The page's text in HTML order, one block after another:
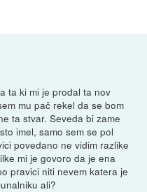
ta ki mi je prodal ta nov
mu pač rekel da se bom
ta stvar. Seveda bi zame
imel, samo sem se pol
povedano ne vidim razlike
mi je govoro da je ena
pravici niti nevem katera je
ali?